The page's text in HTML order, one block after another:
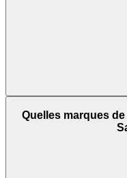
Quelles marques